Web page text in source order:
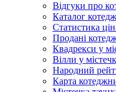
Відгуки про
Каталог
Статистика
Продані
Квадрекси у
Вілли у
Народний
Карта